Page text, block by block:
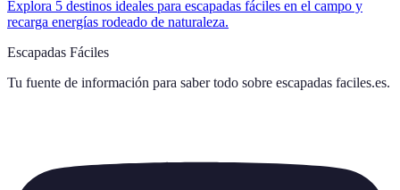
Explora 5 destinos ideales para escapadas fáciles en el campo y
recarga energías rodeado de naturaleza.
Escapadas Fáciles
Tu fuente de información para saber todo sobre escapadas faciles.es.